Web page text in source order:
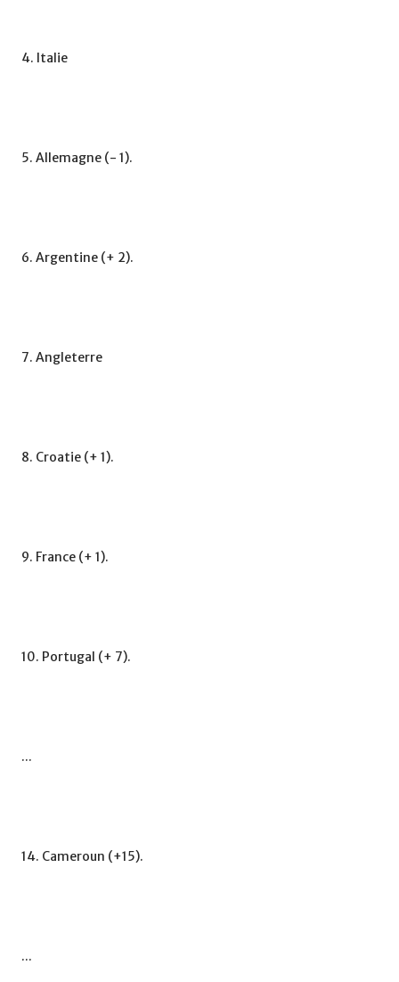
4. Italie
5. Allemagne (- 1).
6. Argentine (+ 2).
7. Angleterre
8. Croatie (+ 1).
9. France (+ 1).
10. Portugal (+ 7).
...
14. Cameroun (+15).
...